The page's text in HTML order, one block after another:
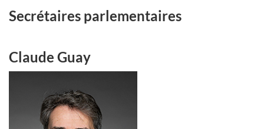
Secrétaires parlementaires
Claude Guay